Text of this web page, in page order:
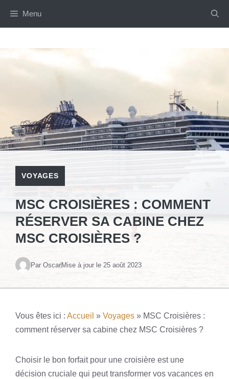
Menu
VOYAGES
MSC CROISIÈRES : COMMENT
RÉSERVER SA CABINE CHEZ
MSC CROISIÈRES ?
Par OscarMise à jour le 25 août 2023
Vous êtes ici : Accueil » Voyages » MSC Croisières :
comment réserver sa cabine chez MSC Croisières ?
Choisir le bon forfait pour une croisière est une
décision cruciale qui peut transformer vos vacances en